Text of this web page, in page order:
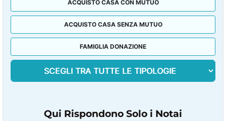
ACQUISTO CASA CON MUTUO
ACQUISTO CASA SENZA MUTUO
FAMIGLIA DONAZIONE
Qui Rispondono Solo i Notai